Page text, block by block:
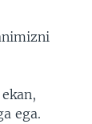
ega.